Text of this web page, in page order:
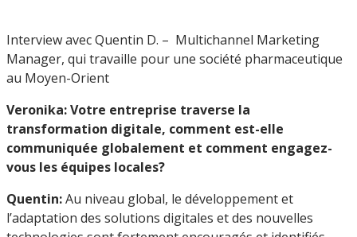
Interview avec Quentin D. – Multichannel Marketing
Manager, qui travaille pour une société pharmaceutique
au Moyen-Orient
Veronika: Votre entreprise traverse la
transformation digitale, comment est-elle
communiquée globalement et comment engagez-
vous les équipes locales?
Quentin:Au niveau global, le développement et
l’adaptation des solutions digitales et des nouvelles